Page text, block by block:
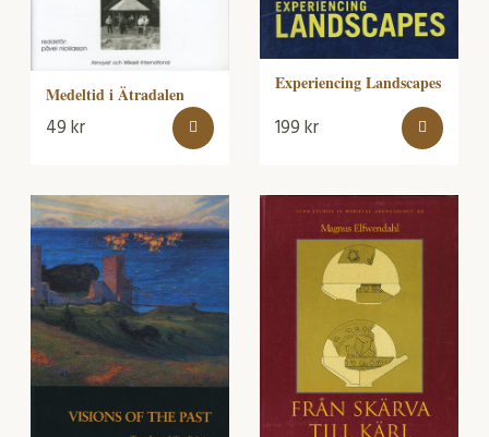
Medeltid i Ätradalen
49kr
Experiencing Landscapes
199kr